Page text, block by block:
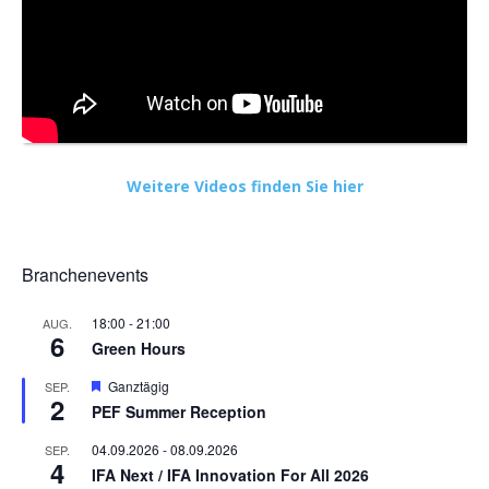
Weitere Videos finden Sie hier
Branchenevents
AUG.
6
18:00 -21:00
Green Hours
SEP.
2
Hervorgehoben
Ganztägig
PEF Summer Reception
SEP.
4
04.09.2026 -08.09.2026
IFA Next / IFA Innovation For All 2026